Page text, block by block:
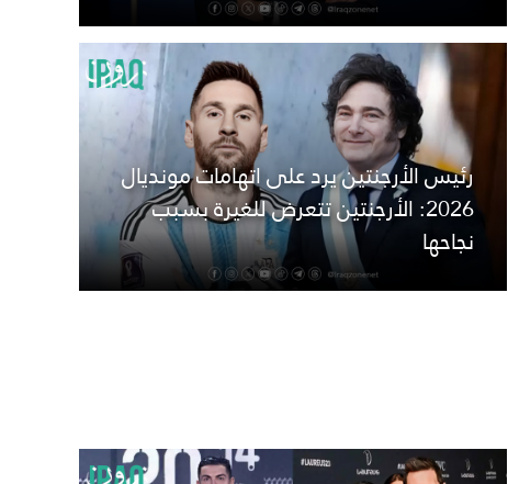
رئيس الأرجنتين يرد على اتهامات مونديال
2026: الأرجنتين تتعرض للغيرة بسبب
نجاحها